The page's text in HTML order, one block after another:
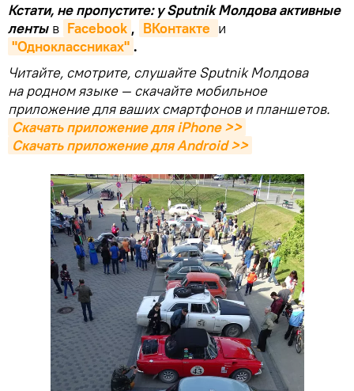
Кстати, не пропустите: у Sputnik Молдова активные
ленты в Facebook , ВКонтакте и
"Одноклассниках" .
Читайте, смотрите, слушайте Sputnik Молдова
на родном языке — скачайте мобильное
приложение для ваших смартфонов и планшетов.
Скачать приложение для iPhone >>
Скачать приложение для Android >>